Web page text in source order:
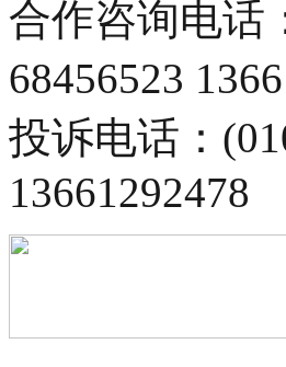
合作咨询电话
68456523
投诉电话：
13661292478